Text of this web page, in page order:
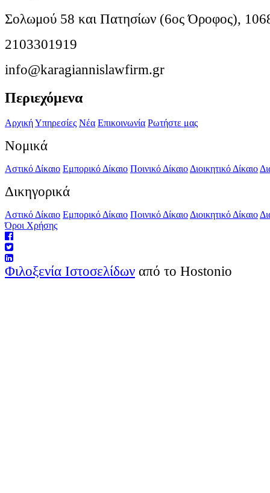
Σολωμού 58 και Πατησίων (6ος Όροφος),
2103301919
info@karagiannislawfirm.gr
Περιεχόμενα
ΑρχικήΥπηρεσίες Νέα Επικοινωνία Ρωτήστε μας
Νομικά
Αστικό Δίκαιο Εμπορικό Δίκαιο Ποινικό Δίκαιο Διοικητικό Δίκαιο
Δικηγορικά
Αστικό Δίκαιο Εμπορικό Δίκαιο Ποινικό Δίκαιο Διοικητικό Δίκαιο
Όροι Χρήσης
Φιλοξενία Ιστοσελίδων από το Hostonio